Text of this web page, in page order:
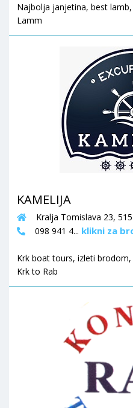
Najbolja janjetina, best
Lamm
KAMELIJA
Kralja Tomislava 23,
098 941 4... klikni za
Krk boat tours, izleti
Krk to Rab